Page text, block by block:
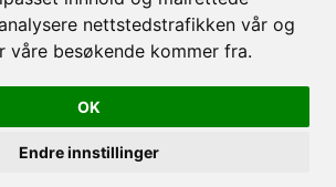
nettstedstrafikken vår og
våre besøkende kommer fra.
OK
Endre innstillinger
Kyrping Camping © 2026
org 978 669 085